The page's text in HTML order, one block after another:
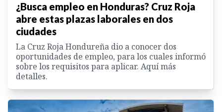
¿Busca empleo en Honduras? Cruz Roja
abre estas plazas laborales en dos
ciudades
La Cruz Roja Hondureña dio a conocer dos
oportunidades de empleo, para los cuales informó
sobre los requisitos para aplicar. Aquí más
detalles.